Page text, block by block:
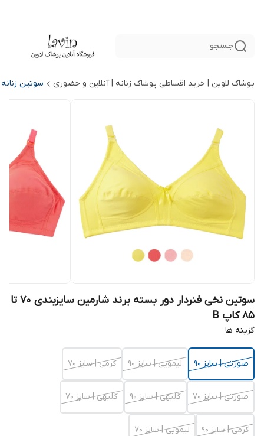
جستجو
پوشاک لاوین | خرید اقساطی پوشاک زنانه | آنلاین و حضوری سوتین زنانه
سوتین نخی فنردار دور بسته برند شارمین سایزبندی 70 تا
85 کاپ B
گزینه ها
صورتی | سایز 90 لیمویی | سایز 90 کرمی | سایز 70
صورتی | سایز 70 گلبهی | سایز 90 گلبهی | سایز 70
کرمی | سایز 90
لیمویی | سایز 70